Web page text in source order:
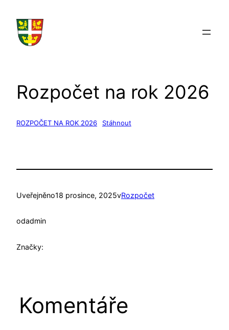
obsah
Rozpočet na rok 2026
ROZPOČET NA ROK 2026 Stáhnout
Uveřejněno18 prosince, 2025vRozpočet
odadmin
Značky:
Komentáře